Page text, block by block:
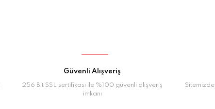
Güvenli Alışveriş
256 Bit SSL sertifikası ile %100 güvenli alışveriş
imkanı